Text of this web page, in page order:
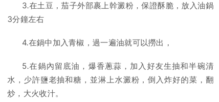
3.在土豆，茄子外部裹上幹澱粉，保證酥脆，放入油鍋
3分鐘左右
4.在鍋中加入青椒，過一遍油就可以撈出，
5.在鍋內留底油，爆香蔥蒜，加入好友生抽和半碗清
水，少許鹽老抽和糖，並淋上水澱粉，倒入炸好的菜，翻
炒，大火收汁。